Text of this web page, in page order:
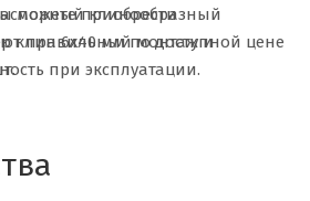
клинообразный
правильный монтаж и
при эксплуатации.
можете приобрести
клин 6х40 мм по доступной цене